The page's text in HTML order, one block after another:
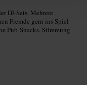
DJ-Sets. Mehrere
Fremde gern ins Spiel
Pub‑Snacks. Stimmung